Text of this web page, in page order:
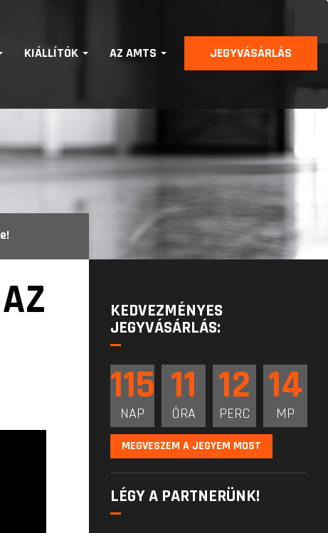
KIÁLLÍTÓK AZ AMTS JEGYVÁSÁRLÁS
KEDVEZMÉNYES
JEGYVÁSÁRLÁS:
115
NAP
11
ÓRA
12
PERC
13
MP
MEGVESZEM A JEGYEM MOST
LÉGY A PARTNERÜNK!